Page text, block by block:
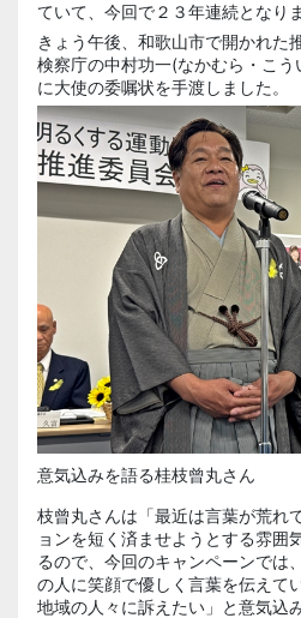
ていて、今回で２３年連続となりま
きょう午後、和歌山市で開かれた
検察庁の中村功一(なかむら・こう
に大使の委嘱状を手渡しました。
意気込みを語る桂枝曾丸さん
枝曾丸さんは「最近は言葉が荒れ
ョンを短く済ませようとする雰囲
るので、今回のキャンペーンでは
の人に笑顔で優しく言葉を伝えて
地域の人々に訴えたい」と意気込